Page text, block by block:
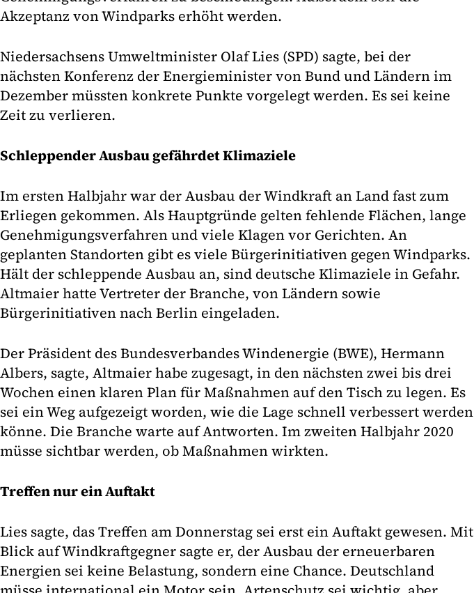
Akzeptanz von Windparks erhöht werden.
Niedersachsens Umweltminister Olaf Lies (SPD) sagte, bei der
nächsten Konferenz der Energieminister von Bund und Ländern im
Dezember müssten konkrete Punkte vorgelegt werden. Es sei keine
Zeit zu verlieren.
Schleppender Ausbau gefährdet Klimaziele
Im ersten Halbjahr war der Ausbau der Windkraft an Land fast zum
Erliegen gekommen. Als Hauptgründe gelten fehlende Flächen, lange
Genehmigungsverfahren und viele Klagen vor Gerichten. An
geplanten Standorten gibt es viele Bürgerinitiativen gegen Windparks.
Hält der schleppende Ausbau an, sind deutsche Klimaziele in Gefahr.
Altmaier hatte Vertreter der Branche, von Ländern sowie
Bürgerinitiativen nach Berlin eingeladen.
Der Präsident des Bundesverbandes Windenergie (BWE), Hermann
Albers, sagte, Altmaier habe zugesagt, in den nächsten zwei bis drei
Wochen einen klaren Plan für Maßnahmen auf den Tisch zu legen. Es
sei ein Weg aufgezeigt worden, wie die Lage schnell verbessert werden
könne. Die Branche warte auf Antworten. Im zweiten Halbjahr 2020
müsse sichtbar werden, ob Maßnahmen wirkten.
Treffen nur ein Auftakt
Lies sagte, das Treffen am Donnerstag sei erst ein Auftakt gewesen. Mit
Blick auf Windkraftgegner sagte er, der Ausbau der erneuerbaren
Energien sei keine Belastung, sondern eine Chance. Deutschland